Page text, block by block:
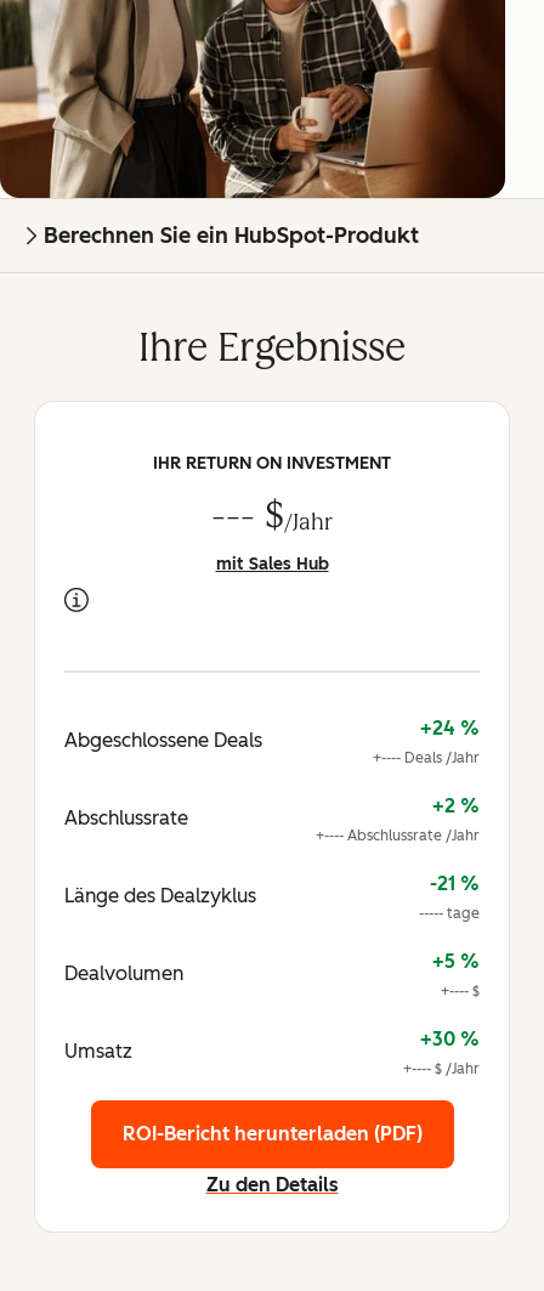
Berechnen Sie ein HubSpot-Produkt
Ihre Ergebnisse
IHR RETURN ON INVESTMENT
--- $/Jahr
mit Sales Hub
Abgeschlossene Deals
+24 %
+---- Deals /Jahr
Abschlussrate
+2 %
+---- Abschlussrate /Jahr
Länge des Dealzyklus
-21 %
----- tage
Dealvolumen
+5 %
+---- $
Umsatz
+30 %
+---- $ /Jahr
Zu den Details
ROI-Bericht herunterladen (PDF)